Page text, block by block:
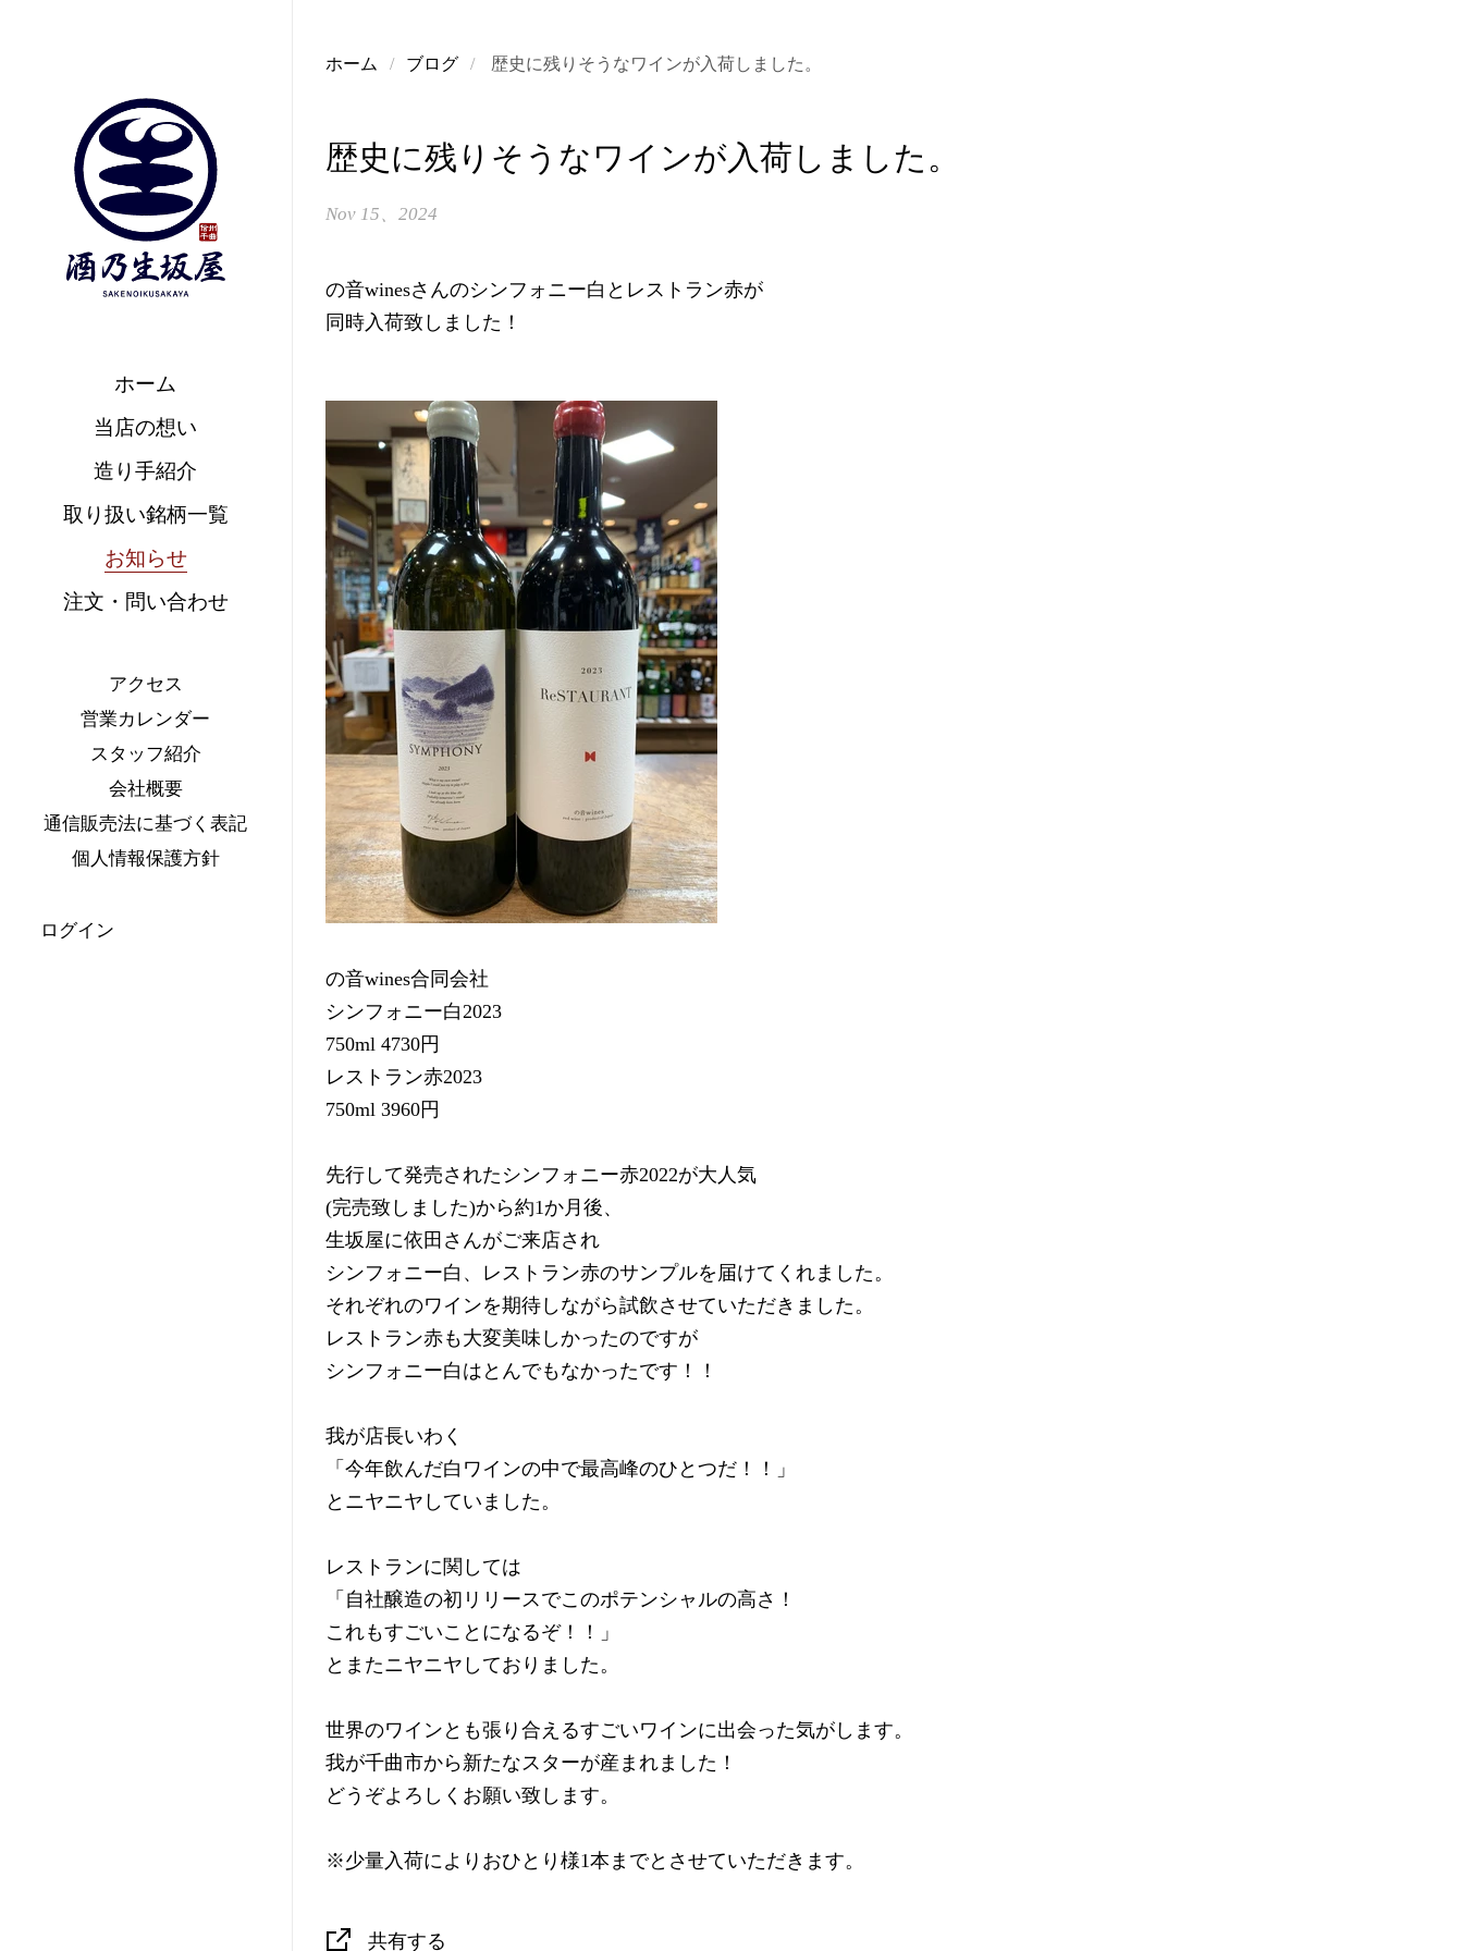
ホーム
当店の想い
造り手紹介
取り扱い銘柄一覧
お知らせ
注文・問い合わせ
アクセス
営業カレンダー
スタッフ紹介
会社概要
通信販売法に基づく表記
個人情報保護方針
ログイン
ホーム / ブログ / 歴史に残りそうなワインが入荷しました。
歴史に残りそうなワインが入荷しました。
Nov 15、2024
の音winesさんのシンフォニー白とレストラン赤が
同時入荷致しました！
の音wines合同会社
シンフォニー白2023
750ml 4730円
レストラン赤2023
750ml 3960円
先行して発売されたシンフォニー赤2022が大人気
(完売致しました)から約1か月後、
生坂屋に依田さんがご来店され
シンフォニー白、レストラン赤のサンプルを届けてくれました。
それぞれのワインを期待しながら試飲させていただきました。
レストラン赤も大変美味しかったのですが
シンフォニー白はとんでもなかったです！！
我が店長いわく
「今年飲んだ白ワインの中で最高峰のひとつだ！！」
とニヤニヤしていました。
レストランに関しては
「自社醸造の初リリースでこのポテンシャルの高さ！
これもすごいことになるぞ！！」
とまたニヤニヤしておりました。
世界のワインとも張り合えるすごいワインに出会った気がします。
我が千曲市から新たなスターが産まれました！
どうぞよろしくお願い致します。
※少量入荷によりおひとり様1本までとさせていただきます。
共有する